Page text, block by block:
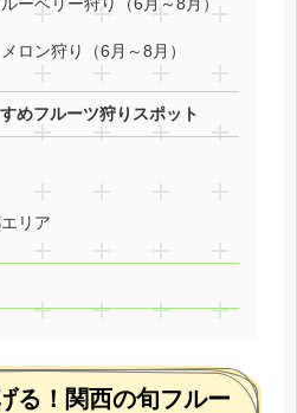
ーベリー狩り（6月～8月）
ロン狩り（6月～8月）
めフルーツ狩りスポット
リア
る！関西の旬フルー